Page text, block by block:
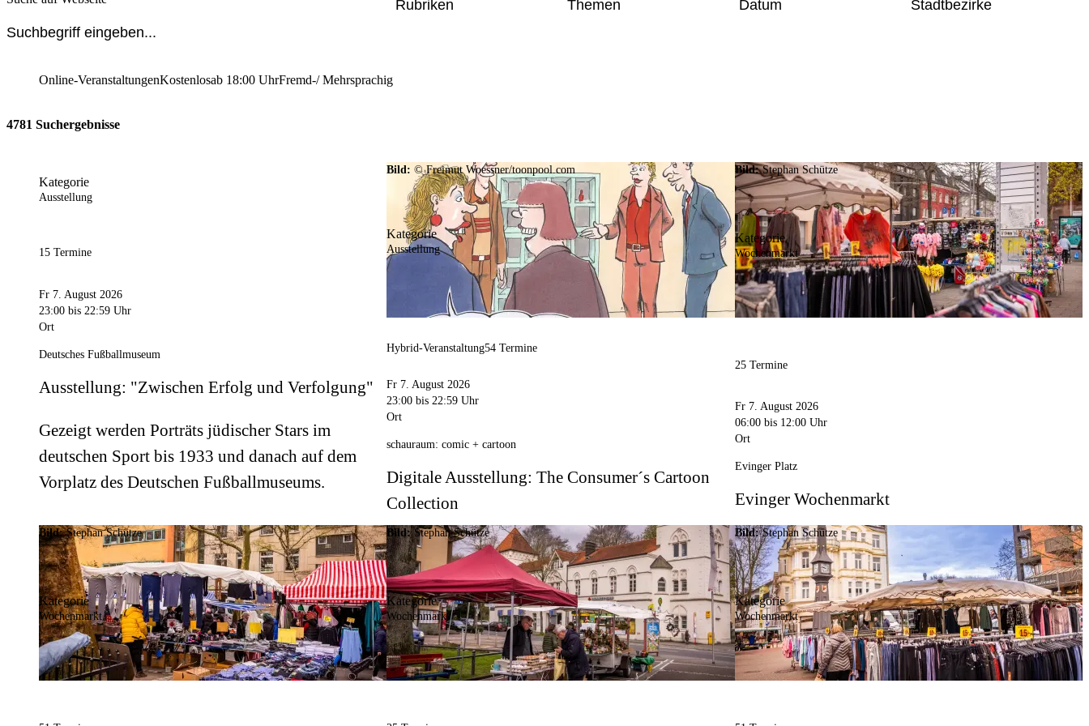
Rubriken Themen Datum Stadtbezirke
Online-VeranstaltungenKostenlosab 18:00 UhrFremd-/ Mehrsprachig
4781 Suchergebnisse
Kategorie
Ausstellung
15 Termine
Fr 7. August 2026
23:00 bis 22:59 Uhr
Ort
Deutsches Fußballmuseum
Ausstellung: "Zwischen Erfolg und Verfolgung"
Gezeigt werden Porträts jüdischer Stars im
deutschen Sport bis 1933 und danach auf dem
Vorplatz des Deutschen Fußballmuseums.
Bild:© Freimut Woessner/toonpool.com
Kategorie
Ausstellung
Hybrid-Veranstaltung54 Termine
Fr 7. August 2026
23:00 bis 22:59 Uhr
Ort
schauraum: comic + cartoon
Digitale Ausstellung: The Consumer´s Cartoon
Collection
Bild:Stephan Schütze
Kategorie
Wochenmarkt
25 Termine
Fr 7. August 2026
06:00bis 12:00 Uhr
Ort
Evinger Platz
Evinger Wochenmarkt
Bild:Stephan Schütze
Kategorie
Wochenmarkt
Bild:Stephan Schütze
Kategorie
Wochenmarkt
Bild:Stephan Schütze
Kategorie
Wochenmarkt